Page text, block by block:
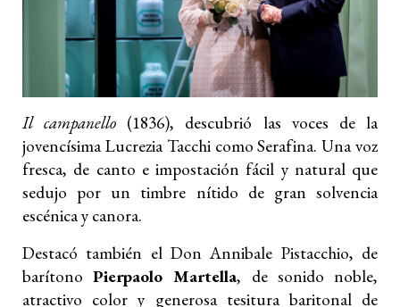
Il campanello (1836), descubrió las voces de la
jovencísima Lucrezia Tacchi como Serafina. Una voz
fresca, de canto e impostación fácil y natural que
sedujo por un timbre nítido de gran solvencia
escénica y canora.
Destacó también el Don Annibale Pistacchio, de
barítonoPierpaolo Martella, de sonido noble,
atractivo color y generosa tesitura baritonal de